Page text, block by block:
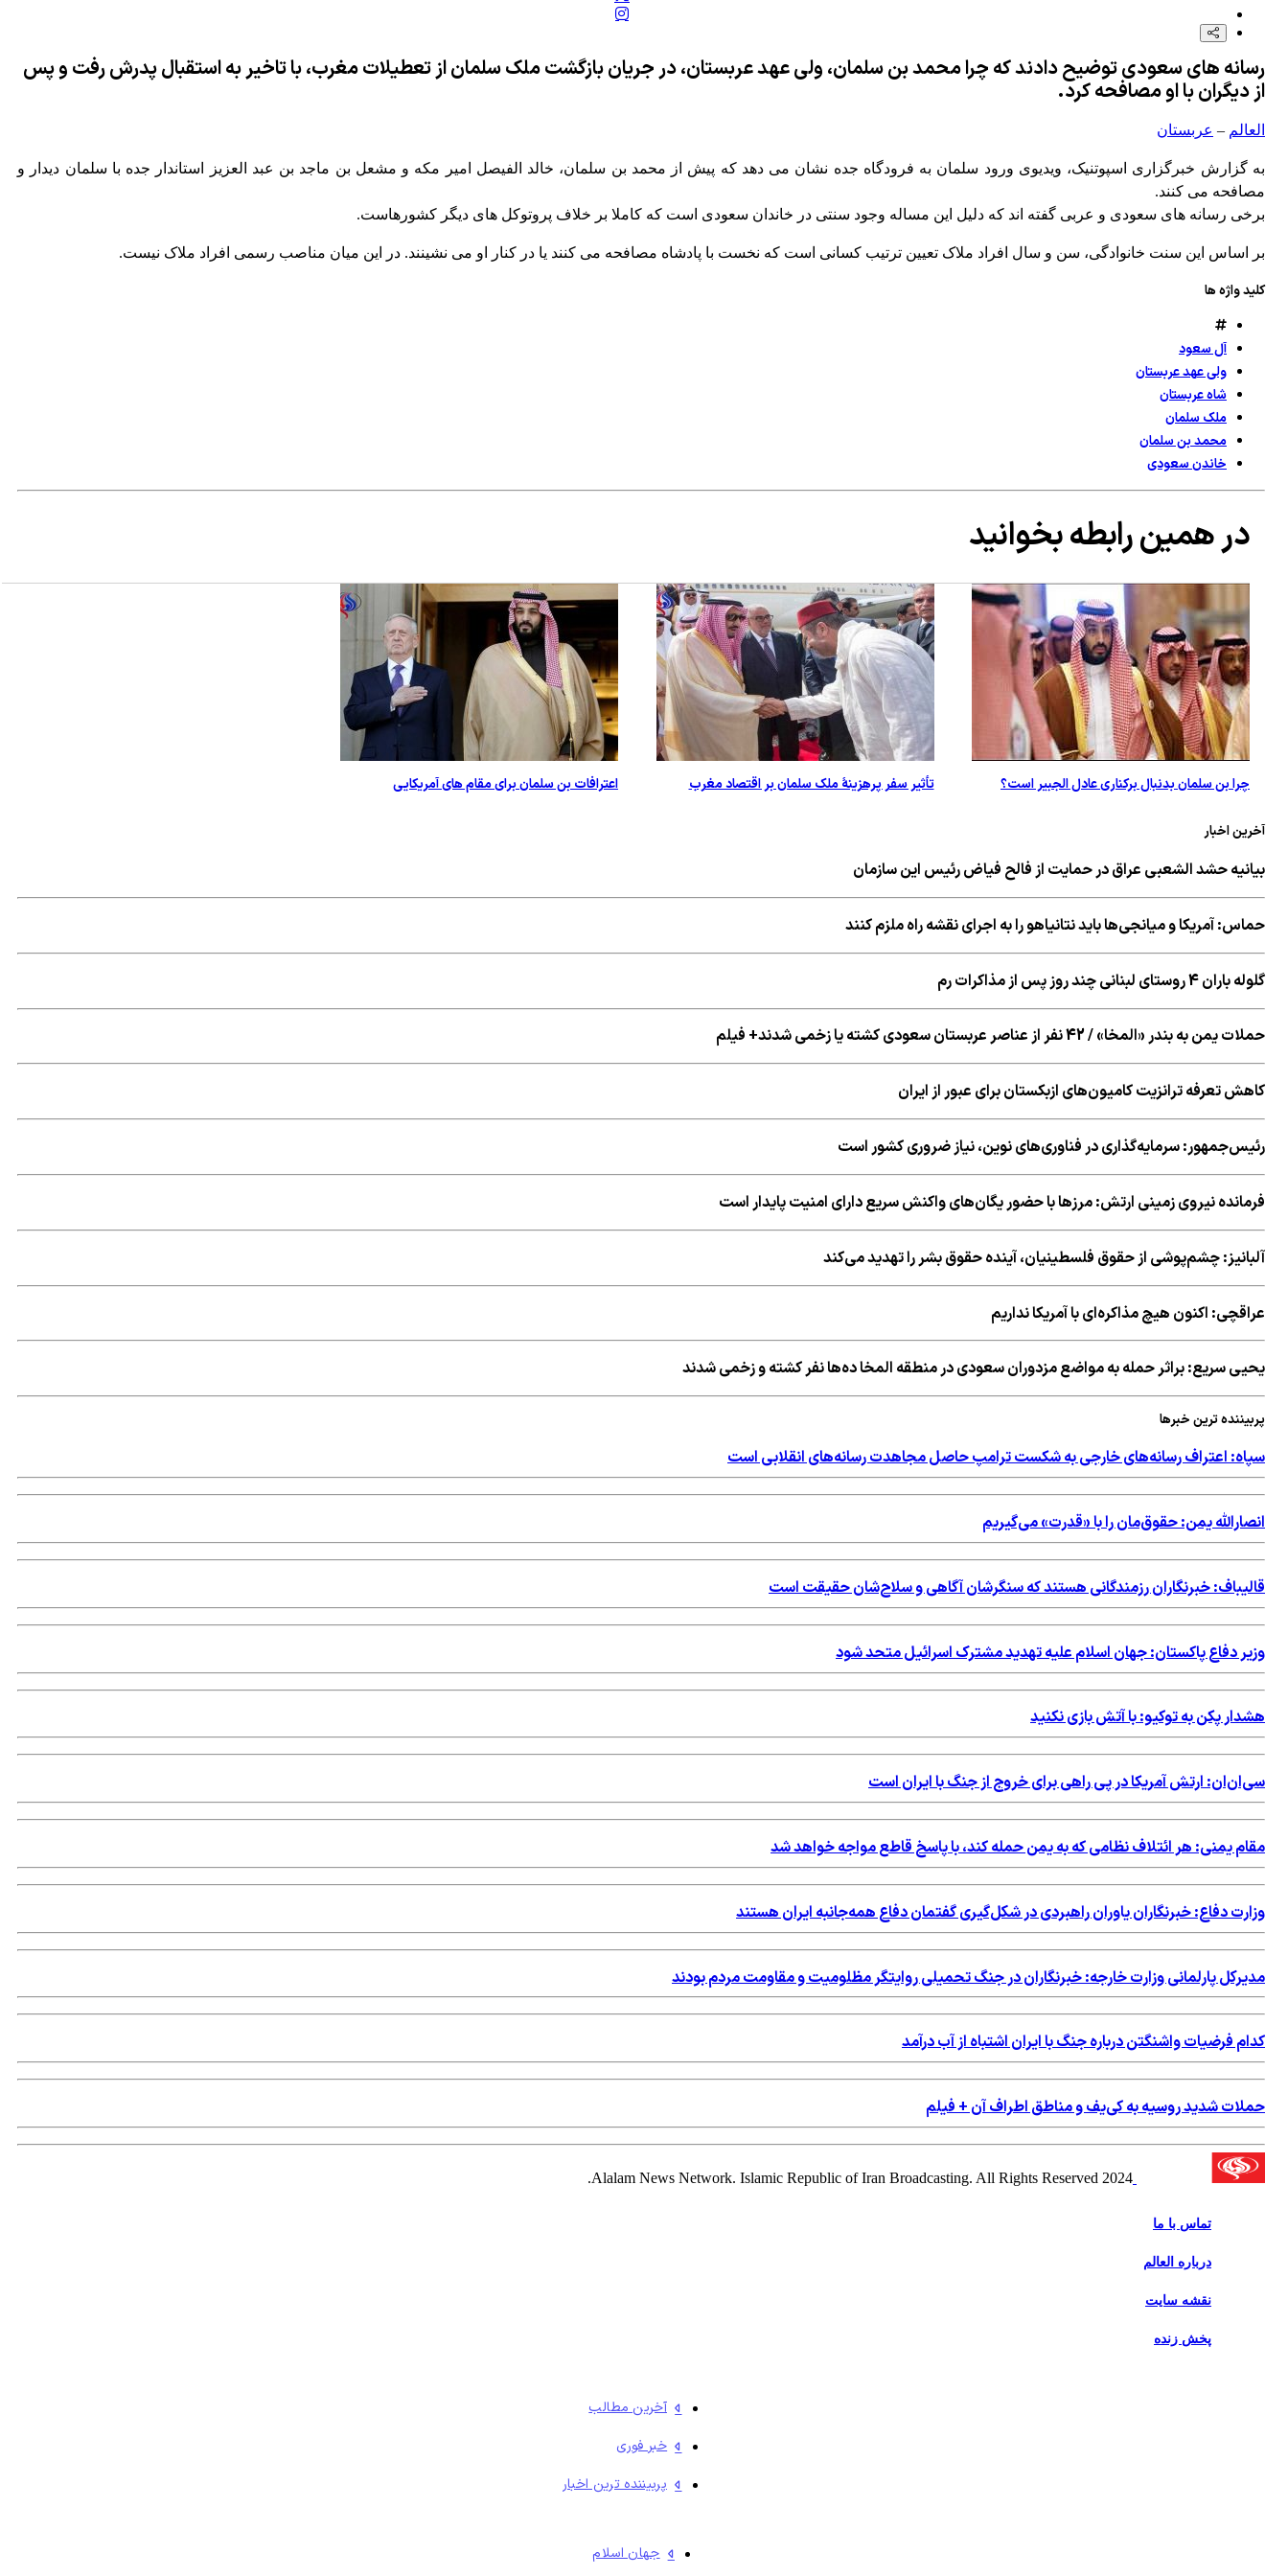
حماس: آمریکا و میانجی‌ها باید نتانیاهو را به اجرای نقشه راه ملزم کنند
گلوله باران 4 روستای لبنانی چند روز پس از مذاکرات رم
رسانه های سعودی توضیح دادند که چرا محمد بن سلمان، ولی عهد عربستان، در جریان بازگشت ملک سلمان از تعطیلات مغرب، با تاخیر به استقبال پدرش رفت و پس
از دیگران با او مصافحه کرد.
العالم – عربستان
به گزارش خبرگزاری اسپوتنیک، ویدیوی ورود سلمان به فرودگاه جده نشان می دهد که پیش از محمد بن سلمان، خالد الفیصل امیر مکه و مشعل بن ماجد بن عبد العزیز استاندار جده با سلمان دیدار و
مصافحه می کنند.
برخی رسانه های سعودی و عربی گفته اند که دلیل این مساله وجود سنتی در خاندان سعودی است که کاملا بر خلاف پروتوکل های دیگر کشورهاست.
بر اساس این سنت خانوادگی، سن و سال افراد ملاک تعیین ترتیب کسانی است که نخست با پادشاه مصافحه می کنند یا در کنار او می نشینند. در این میان مناصب رسمی افراد ملاک نیست.
کلید واژه ها
آل سعود
ولی عهد عربستان
شاه عربستان
ملک سلمان
محمد بن سلمان
خاندن سعودی
در همین رابطه بخوانید
چرا بن سلمان بدنبال برکناری عادل الجبیر است؟ تأثیر سفر پرهزینۀ ملک سلمان بر اقتصاد مغرب اعترافات بن سلمان برای مقام های آمریکایی
آخرین اخبار
بیانیه حشد الشعبی عراق در حمایت از فالح فیاض رئیس این سازمان
حماس: آمریکا و میانجی‌ها باید نتانیاهو را به اجرای نقشه راه ملزم کنند
گلوله باران 4 روستای لبنانی چند روز پس از مذاکرات رم
حملات یمن به بندر «المخا» / 42 نفر از عناصر عربستان سعودی کشته یا زخمی شدند+ فیلم
کاهش تعرفه ترانزیت کامیون‌های ازبکستان برای عبور از ایران
رئیس‌جمهور: سرمایه‌گذاری در فناوری‌های نوین، نیاز ضروری کشور است
فرمانده نیروی زمینی ارتش: مرزها با حضور یگان‌های واکنش سریع دارای امنیت پایدار است
آلبانیز: چشم‌پوشی از حقوق فلسطینیان، آینده حقوق بشر را تهدید می‌کند
عراقچی: اکنون هیچ مذاکره‌ای با آمریکا نداریم
یحیی سریع: براثر حمله به مواضع مزدوران سعودی در منطقه المخا ده‌ها نفر کشته و زخمی شدند
پربیننده ترین خبرها
سپاه: اعتراف رسانه‌های خارجی به شکست ترامپ حاصل مجاهدت رسانه‌های انقلابی است
انصارالله یمن: حقوق‌مان را با «قدرت» می‌گیریم
قالیباف: خبرنگاران رزمندگانی هستند که سنگرشان آگاهی و سلاح‌شان حقیقت است
وزیر دفاع پاکستان: جهان اسلام علیه تهدید مشترک اسرائیل متحد شود
هشدار پکن به توکیو: با آتش بازی نکنید
سی‌ان‌ان: ارتش آمریکا در پی راهی برای خروج از جنگ با ایران است
مقام یمنی: هر ائتلاف نظامی که به یمن حمله کند، با پاسخ قاطع مواجه خواهد شد
وزارت دفاع: خبرنگاران یاوران راهبردی در شکل‌گیری گفتمان دفاع همه‌جانبه ایران هستند
مدیرکل پارلمانی وزارت خارجه: خبرنگاران در جنگ تحمیلی روایتگر مظلومیت و مقاومت مردم بودند
کدام فرضیات واشنگتن درباره جنگ با ایران اشتباه از آب درآمد
حملات شدید روسیه به کی‌یف و مناطق اطراف آن + فیلم
2024 Alalam News Network. Islamic Republic of Iran Broadcasting. All Rights Reserved.
تماس با ما
درباره العالم
نقشه سایت
پخش زنده
آخرین مطالب
خبر فوری
پربیننده ترین اخبار
جهان اسلام